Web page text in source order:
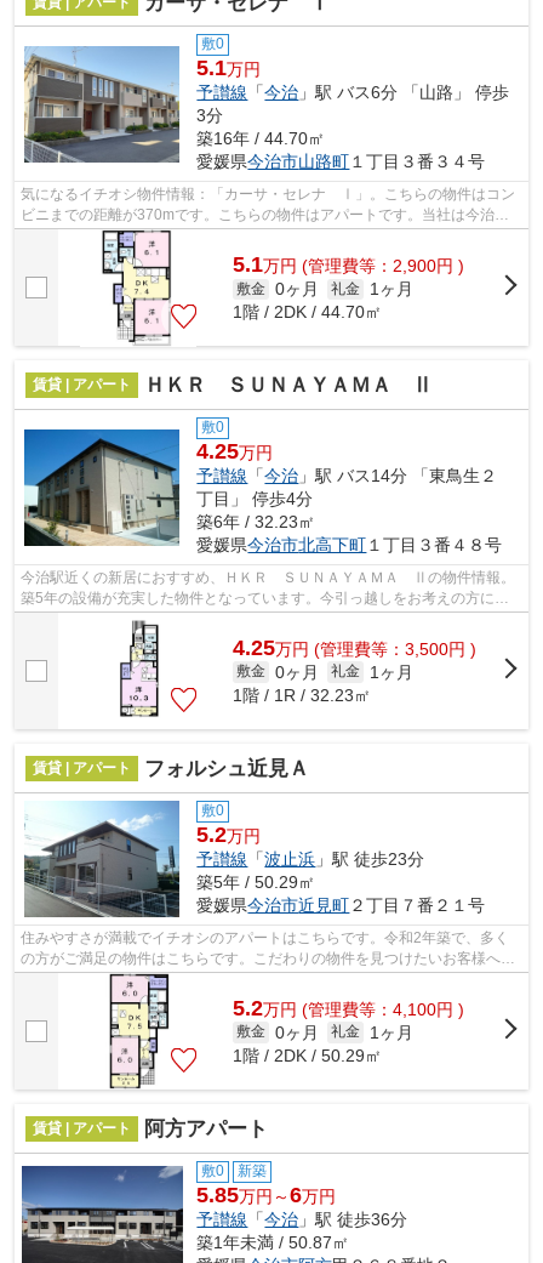
敷0
5.1万円
予讃線 「今治 」駅 バス6分 「山路」 停歩
3分
築16年 / 44.70㎡
愛媛県今治市山路町１丁目３番３４号
気になるイチオシ物件情報：「カーサ・セレナ Ⅰ」。こちらの物件はコン
ビニまでの距離が370mです。こちらの物件はアパートです。当社は今治市
エリアに特化し、多種多様な賃貸物件情報...
5.1万円 (管理費等：2,900円 )
敷金 0ヶ月 礼金
1ヶ月
1階 / 2DK / 44.70㎡
賃貸 | アパート ＨＫＲ ＳＵＮＡＹＡＭＡ Ⅱ
敷0
4.25万円
予讃線 「今治 」駅 バス14分 「東鳥生２
丁目」 停歩4分
築6年 / 32.23㎡
愛媛県今治市北高下町１丁目３番４８号
今治駅近くの新居におすすめ、ＨＫＲ ＳＵＮＡＹＡＭＡ Ⅱの物件情報。
築5年の設備が充実した物件となっています。今引っ越しをお考えの方にお
すすめなのが、こちらのアパートです。...
4.25万円 (管理費等：3,500円 )
敷金 0ヶ月 礼金
1ヶ月
1階 / 1R / 32.23㎡
賃貸 | アパート フォルシュ近見Ａ
敷0
5.2万円
予讃線 「波止浜 」駅 徒歩23分
築5年 / 50.29㎡
愛媛県今治市近見町２丁目７番２１号
住みやすさが満載でイチオシのアパートはこちらです。令和2年築で、多く
の方がご満足の物件はこちらです。こだわりの物件を見つけたいお客様へ。
ここから快適な未来を実現するための住...
5.2万円 (管理費等：4,100円 )
敷金 0ヶ月 礼金
1ヶ月
1階 / 2DK / 50.29㎡
賃貸 | アパート 阿方アパート
敷0 新築
5.85万円～6万円
予讃線 「今治 」駅 徒歩36分
築1年未満 / 50.87㎡